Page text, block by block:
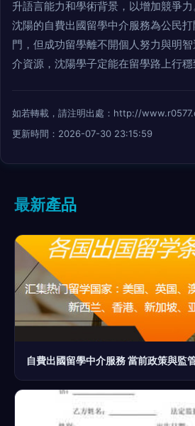
升語言能力和學術背景，以增加競爭力
沈陽的自費出國留學中介服務為公民
門，但成功留學離不開個人努力與明
介資源，沈陽學子定能在留學路上行穩
如若轉載，請注明出處：http://
更新時間：2026-07-30 23:15:59
最新產品
自費出國留學中介服務 當前政策與監